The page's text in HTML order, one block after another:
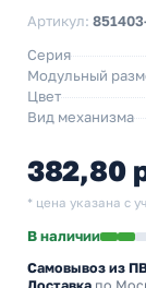
Артикул:
Серия
Модульный
Цвет
Вид механизма
382,80
* цена указана с
В наличии
Самовывоз из